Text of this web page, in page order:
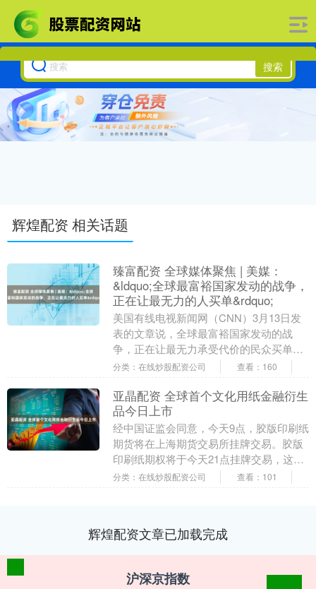
搜索
辉煌配资 相关话题
臻富配资 全球媒体聚焦 | 美媒：
&ldquo;全球最富裕国家发动的战争，
正在让最无力的人买单&rdquo;
美国有线电视新闻网（CNN）3月13日发
表的文章说，全球最富裕国家发动的战
争，正在让最无力承受代价的民众买单。
r r r 文章说，美国与以色列联合对伊朗发
分类：在线炒股配资公司 查看：160
亚晶配资 全球首个文化用纸金融衍生
品今日上市
经中国证监会同意，今天9点，胶版印刷纸
期货将在上海期货交易所挂牌交易。胶版
印刷纸期权将于今天21点挂牌交易，这是
全球首个正式上市的文化用纸期货、期
分类：在线炒股配资公司 查看：101
辉煌配资文章已加载完成
沪深京指数